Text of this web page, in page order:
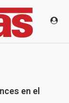
en el